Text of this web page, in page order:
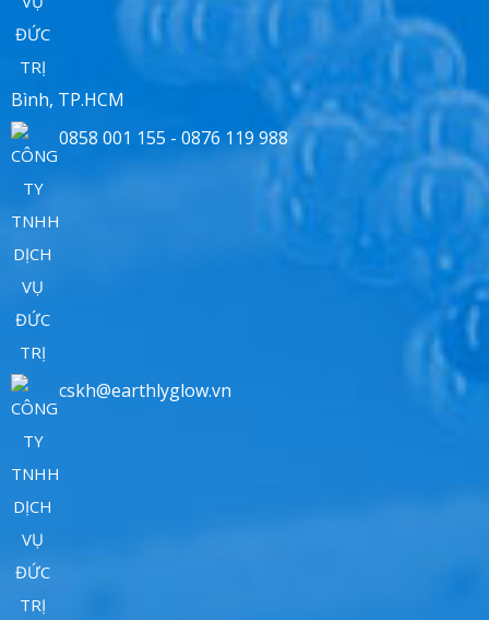
Bình, TP.HCM
0858 001 155 - 0876 119 988
cskh@earthlyglow.vn